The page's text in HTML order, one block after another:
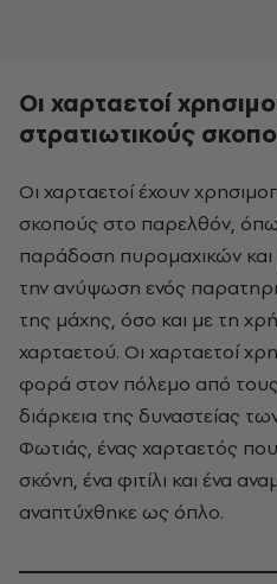
Οι χαρταετοί
στρατιωτικούς
Οι χαρταετοί έχουν
σκοπούς στο παρελθόν,
παράδοση πυρομαχικών
την ανύψωση ενός
της μάχης, όσο και με τη
χαρταετού. Οι χαρταετοί
φορά στον πόλεμο από τους
διάρκεια της δυναστείας
Φωτιάς, ένας χαρταετός
σκόνη, ένα φιτίλι και ένα
αναπτύχθηκε ως όπλο.